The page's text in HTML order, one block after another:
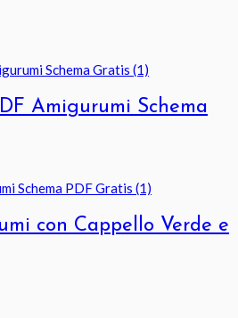
Amigurumi Schema
con Cappello Verde e